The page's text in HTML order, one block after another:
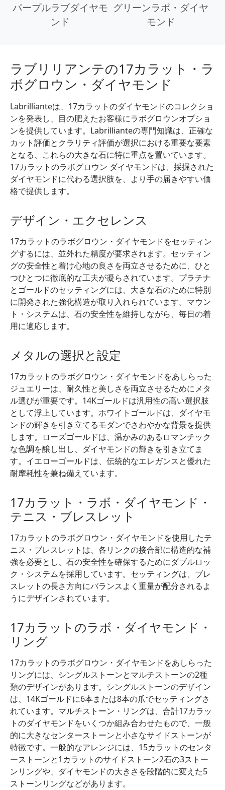
パープルラブダイヤモ
ンド
グリーンラボ・ダイヤ
モンド
ラブリリアンテの17カラット・ラ
ボグロウン・ダイヤモンド
Labrillianteは、17カラットのダイヤモンドのコレクショ
ンを発表し、目の肥えたお客様にラボグロウンオプショ
ンを提供しています。Labrillianteの専門知識は、正確な
カット評価とクラリティ評価が選択における重要な要素
となる、これらの大きな石に特に重点を置いています。
17カラットのラボグロウン ダイヤモンドは、採掘された
ダイヤモンドに代わる選択肢を、より手の届きやすい価
格で提供します。
デザイン・エクセレンス
17カラットのラボグロウン・ダイヤモンドをセッティン
グするには、並外れた精度が要求されます。セッティン
グの安全性と着け心地の良さを両立させるために、ひと
つひとつに徹底的な工夫が凝らされています。プラチナ
とゴールドのセッティングには、大きな石のために特別
に開発された強化構造が取り入れられています。マウン
ト・システムは、石の安全性を維持しながら、毎日の着
用に適応します。
メタルの選択と設定
17カラットのラボグロウン・ダイヤモンドをあしらった
ジュエリーは、耐久性と美しさを両立させるためにメタ
ル選びが重要です。14Kゴールドは汎用性の高い選択肢
として浮上しています。ホワイトゴールドは、ダイヤモ
ンドの輝きを引き立てるモダンでさわやかな背景を提供
します。ローズゴールドは、温かみのあるロマンチック
な色調を醸し出し、ダイヤモンドの輝きを引き立てま
す。イエローゴールドは、伝統的なエレガンスと優れた
耐摩耗性を兼ね備えています。
17カラット・ラボ・ダイヤモンド・
テニス・ブレスレット
17カラットのラボグロウン・ダイヤモンドを使用したテ
ニス・ブレスレットは、各リンクの接合部に構造的な補
強を必要とし、石の安全性を確保するためにダブルロッ
ク・システムを採用しています。セッティングは、ブレ
スレットの長さ方向にバランスよく重量が配分されるよ
うにデザインされています。
17カラットのラボ・ダイヤモンド・
リング
17カラットのラボグロウン・ダイヤモンドをあしらった
リングには、シングルストーンとマルチストーンの2種
類のデザインがあります。シングルストーンのデザイン
は、14Kゴールドに6本または8本の爪でセッティングさ
れています。マルチストーン・リングは、合計17カラッ
トのダイヤモンドをいくつか組み合わせたもので、一般
的に大きなセンターストーンと小さなサイドストーンが
特徴です。一般的なアレンジには、15カラットのセンタ
ーストーンと1カラットのサイドストーン2石の3ストー
ンリングや、ダイヤモンドの大きさを段階的に変えた5
ストーンリングなどがあります。